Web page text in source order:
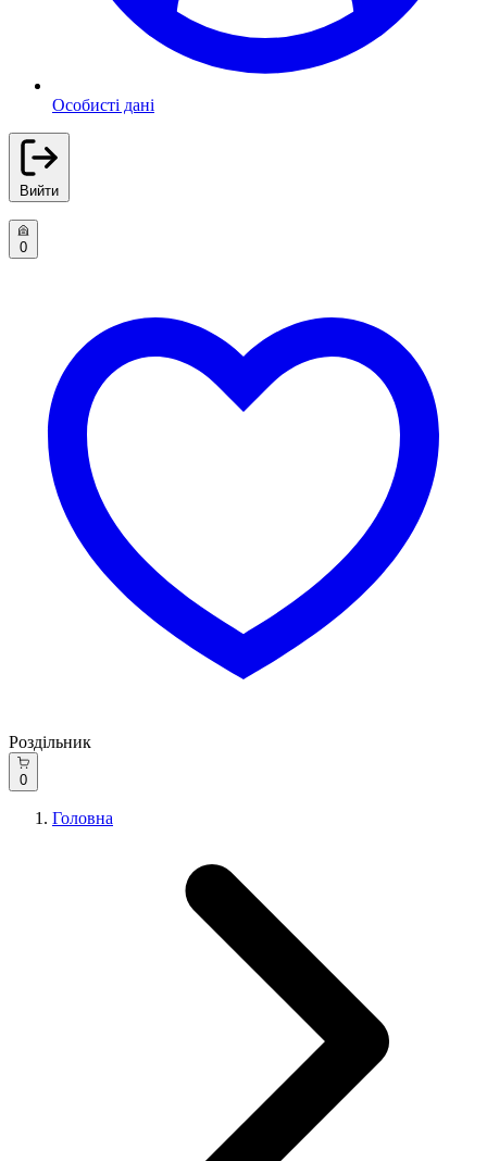
Особисті дані
Вийти
0
Роздільник
0
Головна